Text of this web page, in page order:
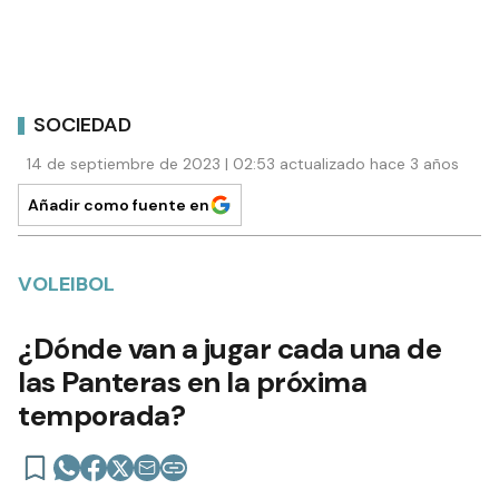
SOCIEDAD
14 de septiembre de 2023 | 02:53 actualizado hace 3 años
Añadir como fuente en
VOLEIBOL
¿Dónde van a jugar cada una de
las Panteras en la próxima
temporada?